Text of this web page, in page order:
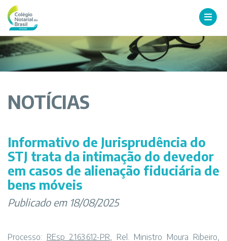
NOTÍCIAS
Informativo de Jurisprudência do
STJ trata da intimação do devedor
em casos de alienação fiduciária de
bens móveis
Publicado em 18/08/2025
Processo: REsp 2.163.612-PR, Rel. Ministro Moura Ribeiro,